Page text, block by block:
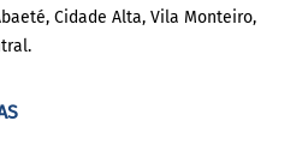
Cidade Alta, Vila Monteiro,